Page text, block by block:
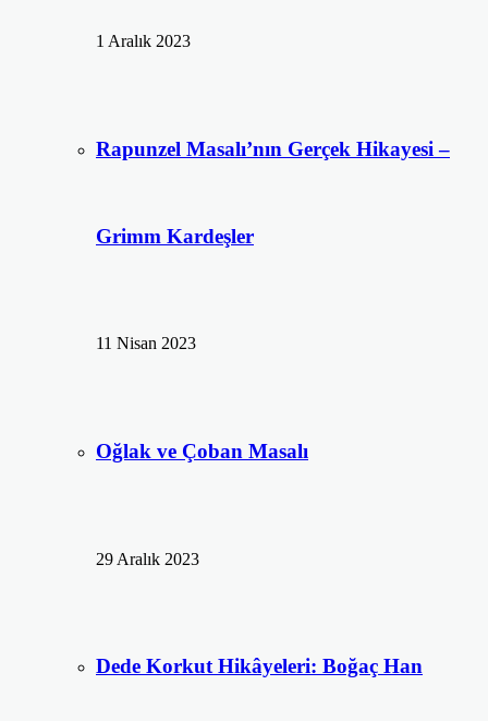
1 Aralık 2023
Rapunzel Masalı’nın Gerçek Hikayesi –
Grimm Kardeşler
11 Nisan 2023
Oğlak ve Çoban Masalı
29 Aralık 2023
Dede Korkut Hikâyeleri: Boğaç Han